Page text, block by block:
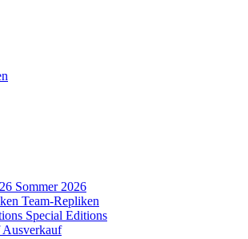
Sommer 2026
Team-Repliken
Special Editions
Ausverkauf